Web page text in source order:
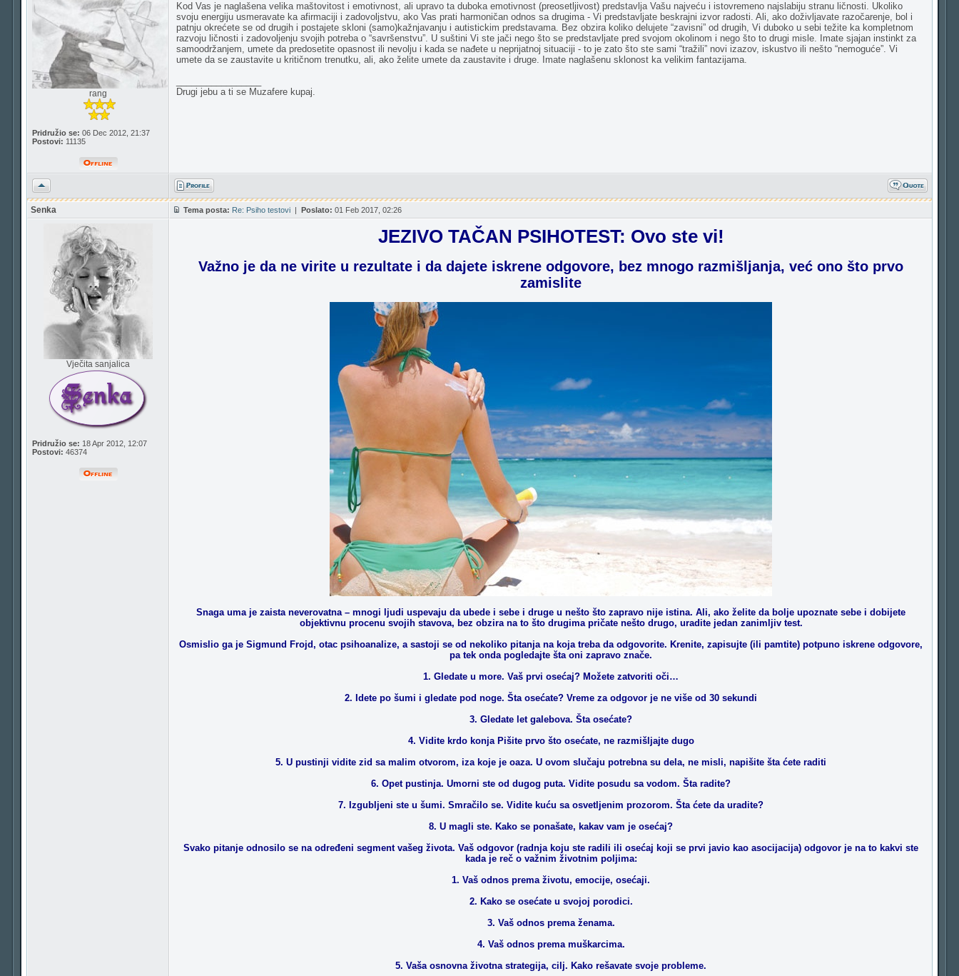
rang
Pridružio se: 06 Dec 2012, 21:37
Postovi: 11135
Kod Vas je naglašena velika maštovitost i emotivnost, ali upravo ta duboka emotivnost (preosetljivost) predstavlja Vašu najveću i istovremeno najslabiju stranu ličnosti. Ukoliko
svoju energiju usmeravate ka afirmaciji i zadovoljstvu, ako Vas prati harmoničan odnos sa drugima - Vi predstavljate beskrajni izvor radosti. Ali, ako doživljavate razočarenje, bol i
patnju okrećete se od drugih i postajete skloni (samo)kažnjavanju i autistickim predstavama. Bez obzira koliko delujete “zavisni” od drugih, Vi duboko u sebi težite ka kompletnom
razvoju ličnosti i zadovoljenju svojih potreba o “savršenstvu”. U suštini Vi ste jači nego što se predstavljate pred svojom okolinom i nego što to drugi misle. Imate sjajan instinkt za
samoodržanjem, umete da predosetite opasnost ili nevolju i kada se nađete u neprijatnoj situaciji - to je zato što ste sami “tražili” novi izazov, iskustvo ili nešto “nemoguće”. Vi
umete da se zaustavite u kritičnom trenutku, ali, ako želite umete da zaustavite i druge. Imate naglašenu sklonost ka velikim fantazijama.
Drugi jebu a ti se Muzafere kupaj.
Vrh
Senka Tema posta: Re: Psiho testovi | Poslato: 01 Feb 2017, 02:26
Vječita sanjalica
Pridružio se: 18 Apr 2012, 12:07
Postovi: 46374
JEZIVO TAČAN PSIHOTEST: Ovo ste vi!
Važno je da ne virite u rezultate i da dajete iskrene odgovore, bez mnogo razmišljanja, već ono što prvo
zamislite
Snaga uma je zaista neverovatna – mnogi ljudi uspevaju da ubede i sebe i druge u nešto što zapravo nije istina. Ali, ako želite da bolje upoznate sebe i dobijete
objektivnu procenu svojih stavova, bez obzira na to što drugima pričate nešto drugo, uradite jedan zanimljiv test.
Osmislio ga je Sigmund Frojd, otac psihoanalize, a sastoji se od nekoliko pitanja na koja treba da odgovorite. Krenite, zapisujte (ili pamtite) potpuno iskrene odgovore,
pa tek onda pogledajte šta oni zapravo znače.
1. Gledate u more. Vaš prvi osećaj? Možete zatvoriti oči…
2. Idete po šumi i gledate pod noge. Šta osećate? Vreme za odgovor je ne više od 30 sekundi
3. Gledate let galebova. Šta osećate?
4. Vidite krdo konja Pišite prvo što osećate, ne razmišljajte dugo
5. U pustinji vidite zid sa malim otvorom, iza koje je oaza. U ovom slučaju potrebna su dela, ne misli, napišite šta ćete raditi
6. Opet pustinja. Umorni ste od dugog puta. Vidite posudu sa vodom. Šta radite?
7. Izgubljeni ste u šumi. Smračilo se. Vidite kuću sa osvetljenim prozorom. Šta ćete da uradite?
8. U magli ste. Kako se ponašate, kakav vam je osećaj?
Svako pitanje odnosilo se na određeni segment vašeg života. Vaš odgovor (radnja koju ste radili ili osećaj koji se prvi javio kao asocijacija) odgovor je na to kakvi ste
kada je reč o važnim životnim poljima:
1. Vaš odnos prema životu, emocije, osećaji.
2. Kako se osećate u svojoj porodici.
3. Vaš odnos prema ženama.
4. Vaš odnos prema muškarcima.
5. Vaša osnovna životna strategija, cilj. Kako rešavate svoje probleme.